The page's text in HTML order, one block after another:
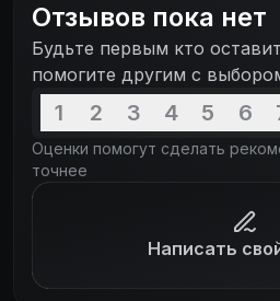
Отзывов пока нет
Будьте первым кто
помогите другим с
1 2 3 4 5 6
Оценки помогут сделать
точнее
Написать